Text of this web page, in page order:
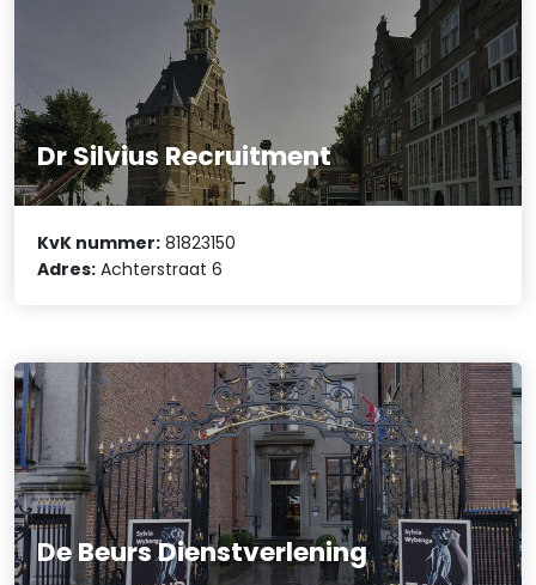
Dr Silvius Recruitment
KvK nummer: 81823150
Adres: Achterstraat 6
De Beurs Dienstverlening